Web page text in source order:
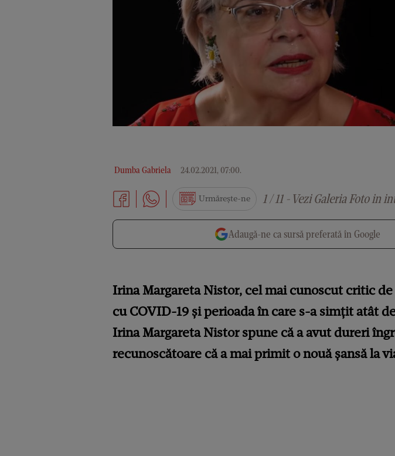
Dumba Gabriela 24.02.2021, 07:00.
Urmărește-ne 1 / 11 - Vezi Galeria Foto in
Adaugă-ne ca sursă preferată în Google
Irina Margareta Nistor, cel mai cunoscut critic
cu COVID-19 și perioada în care s-a simțit atât
Irina Margareta Nistor spune că a avut dureri
recunoscătoare că a mai primit o nouă șansă la